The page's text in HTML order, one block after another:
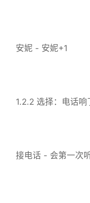
安妮 - 安妮+1
1.2.2 选择：电话响
接电话 - 会第一次